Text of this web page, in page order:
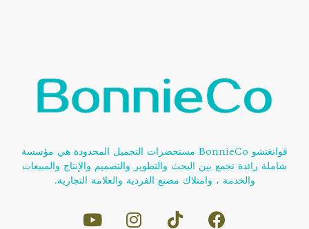
قوانغتشو BonnieCo مستحضرات التجميل المحدودة هي مؤسسة
شاملة رائدة تجمع بين البحث والتطوير والتصميم والإنتاج والمبيعات
والخدمة ، وامتلاك مصنع الفردية والعلامة التجارية.